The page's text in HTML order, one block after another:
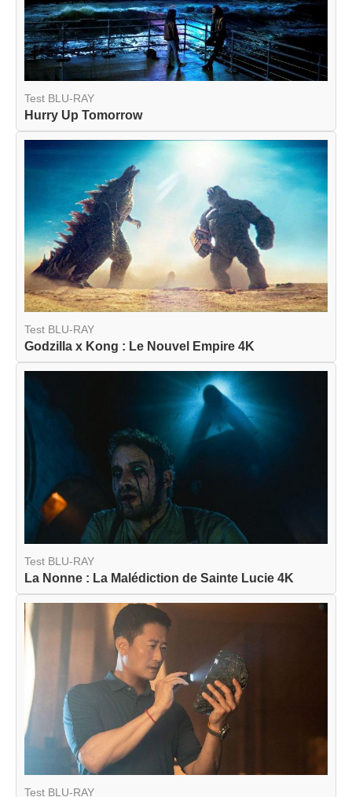
Test BLU-RAY
Hurry Up Tomorrow
Test BLU-RAY
Godzilla x Kong : Le Nouvel Empire 4K
Test BLU-RAY
La Nonne : La Malédiction de Sainte Lucie 4K
Test BLU-RAY